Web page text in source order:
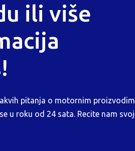
ili više
pitanja o motornim
u roku od 24 sata. Recite nam